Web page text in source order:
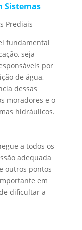
Sistemas
Prediais
fundamental
seja
por
de água,
dessas
moradores e o
hidráulicos.
a todos os
adequada
outros pontos
em
dificultar a